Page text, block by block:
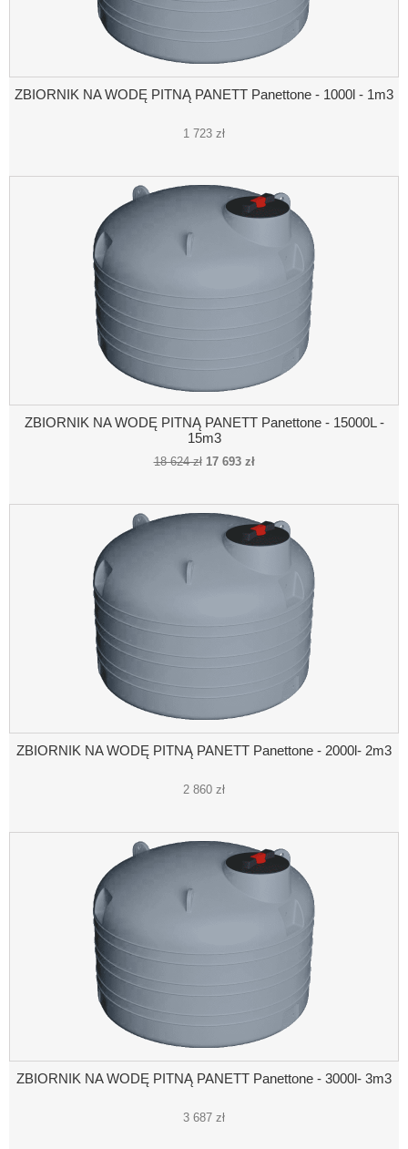
ZBIORNIK NA WODĘ PITNĄ PANETT Panettone - 1000l - 1m3
1 723 zł
ZBIORNIK NA WODĘ PITNĄ PANETT Panettone - 15000L -
15m3
18 624 zł 17 693 zł
ZBIORNIK NA WODĘ PITNĄ PANETT Panettone - 2000l- 2m3
2 860 zł
ZBIORNIK NA WODĘ PITNĄ PANETT Panettone - 3000l- 3m3
3 687 zł